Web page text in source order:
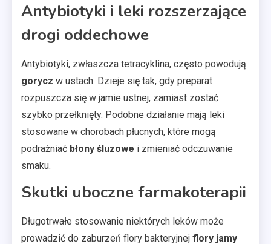
Antybiotyki i leki rozszerzające
drogi oddechowe
Antybiotyki, zwłaszcza tetracyklina, często powodują
gorycz w ustach. Dzieje się tak, gdy preparat
rozpuszcza się w jamie ustnej, zamiast zostać
szybko przełknięty. Podobne działanie mają leki
stosowane w chorobach płucnych, które mogą
podrażniać błony śluzowe i zmieniać odczuwanie
smaku.
Skutki uboczne farmakoterapii
Długotrwałe stosowanie niektórych leków może
prowadzić do zaburzeń flory bakteryjnej flory jamy